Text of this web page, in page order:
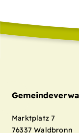
Marktplatz 7
76337 Waldbronn